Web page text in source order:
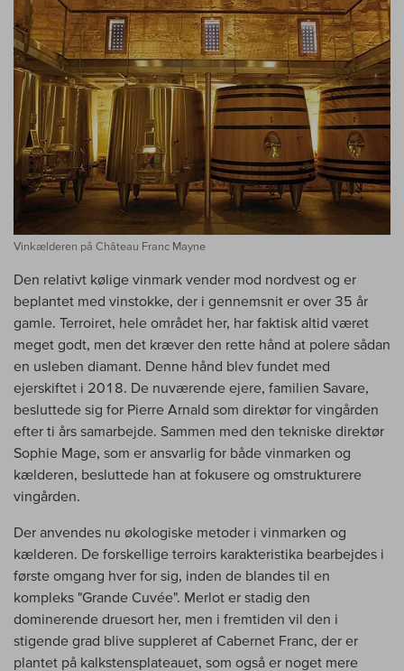
Vinkælderen på Château Franc Mayne
Den relativt kølige vinmark vender mod nordvest og er
beplantet med vinstokke, der i gennemsnit er over 35 år
gamle. Terroiret, hele området her, har faktisk altid været
meget godt, men det kræver den rette hånd at polere sådan
en usleben diamant. Denne hånd blev fundet med
ejerskiftet i 2018. De nuværende ejere, familien Savare,
besluttede sig for Pierre Arnald som direktør for vingården
efter ti års samarbejde. Sammen med den tekniske direktør
Sophie Mage, som er ansvarlig for både vinmarken og
kælderen, besluttede han at fokusere og omstrukturere
vingården.
Der anvendes nu økologiske metoder i vinmarken og
kælderen. De forskellige terroirs karakteristika bearbejdes i
første omgang hver for sig, inden de blandes til en
kompleks "Grande Cuvée". Merlot er stadig den
dominerende druesort her, men i fremtiden vil den i
stigende grad blive suppleret af Cabernet Franc, der er
plantet på kalkstensplateauet, som også er noget mere